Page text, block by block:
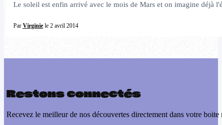
Le soleil est enfin arrivé avec le mois de Mars et on imagine déjà
Par Virginiele 2 avril 2014
Restons connectés
Recevez le meilleur de nos découvertes directement dans votre boite